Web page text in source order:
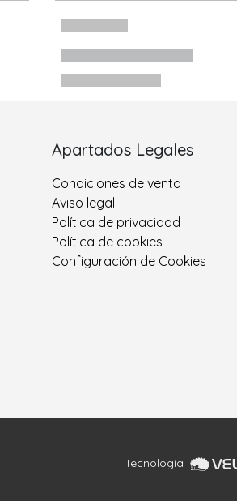
Apartados Legales
Condiciones de venta
Aviso legal
Política de privacidad
Política de cookies
Configuración de Cookies
Tecnología